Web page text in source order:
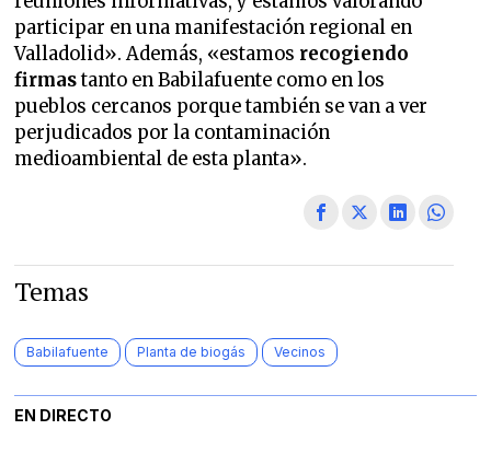
participar en una manifestación regional en
Valladolid». Además, «estamos recogiendo
firmastanto en Babilafuente como en los
pueblos cercanos porque también se van a ver
perjudicados por la contaminación
medioambiental de esta planta».
Temas
Babilafuente Planta de biogás Vecinos
EN DIRECTO